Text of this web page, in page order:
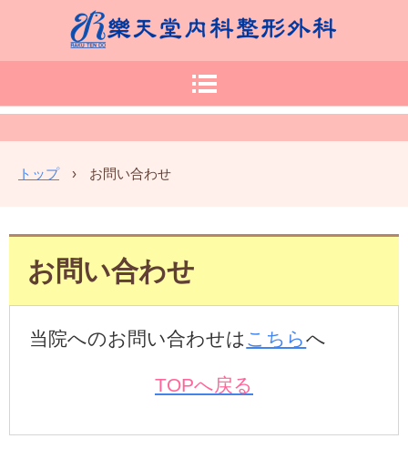
トップ › お問い合わせ
お問い合わせ
当院へのお問い合わせは こちらへ
TOPへ戻る